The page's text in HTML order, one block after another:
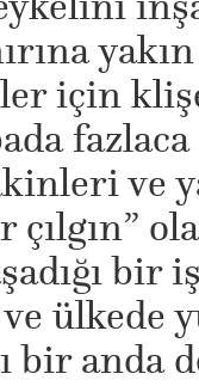
için
ve
çılgın”
bir
ülkede
bir anda